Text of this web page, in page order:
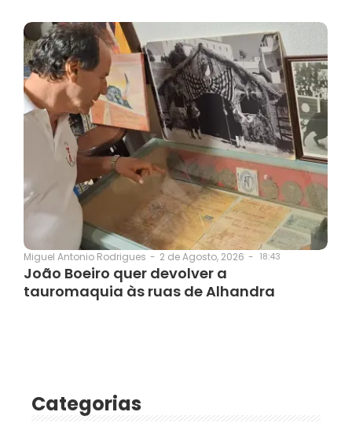
Miguel Antonio Rodrigues - 2 de Agosto, 2026 - 18:43
João Boeiro quer devolver a
tauromaquia às ruas de Alhandra
Categorias